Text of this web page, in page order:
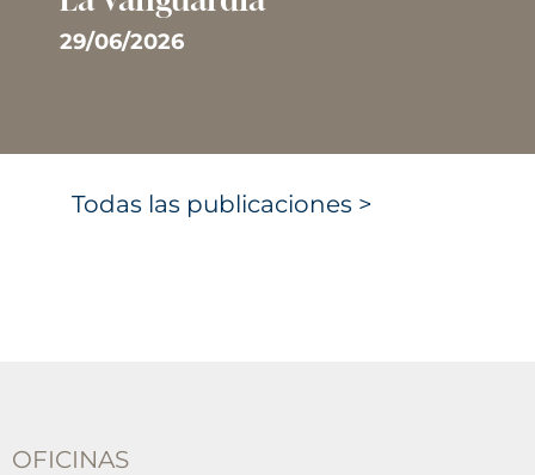
29/06/2026
Todas las publicaciones >
OFICINAS